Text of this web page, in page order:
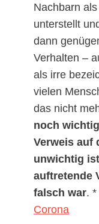
Nachbarn
unterstellt
dann
Verhalten –
als irre
vielen
das nicht
noch
Verweis auf
unwichtig
auftretende
falsch war.
Corona